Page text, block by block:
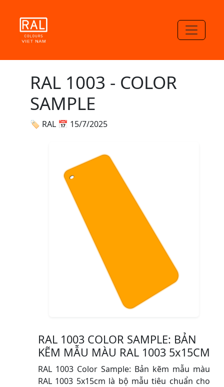
RAL 1003 - COLOR
SAMPLE
🏷 RAL 📅 15/7/2025
RAL 1003 COLOR SAMPLE: BẢN
KẼM MẪU MÀU RAL 1003 5x15CM
RAL 1003 Color Sample: Bản kẽm mẫu màu
RAL 1003 5x15cm là bộ mẫu tiêu chuẩn cho